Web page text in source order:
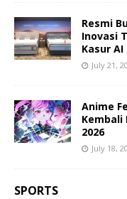
Resmi
Inovasi
Kasur AI
July 21,
Anime
Kembali
2026
July 18,
SPORTS